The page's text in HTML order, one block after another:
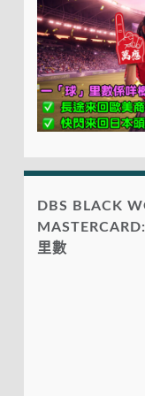
DBS BLACK
里數